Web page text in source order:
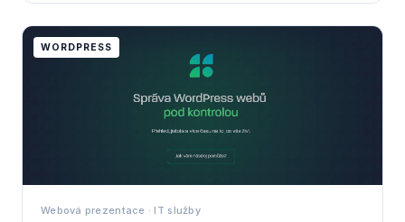
WORDPRESS
Webová prezentace · IT služby